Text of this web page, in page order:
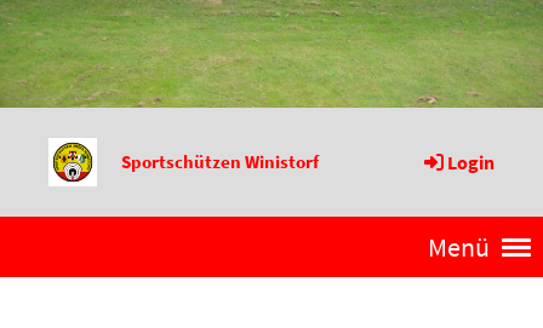
Sportschützen Winistorf Login
Menü